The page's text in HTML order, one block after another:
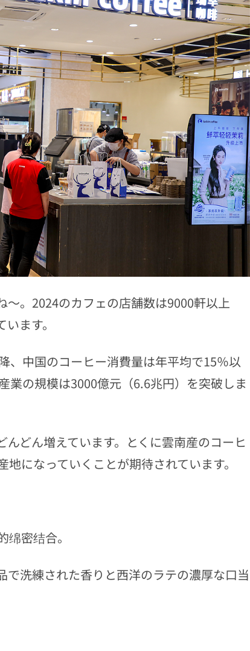
。2024のカフェの店舗数は9000軒以上
ます。
、中国のコーヒー消費量は年平均で15％以
業の規模は3000億元（6.6兆円）を突破しま
どん増えています。とくに雲南産のコーヒ
になっていくことが期待されています。
密结合。
で洗練された香りと西洋のラテの濃厚な口当